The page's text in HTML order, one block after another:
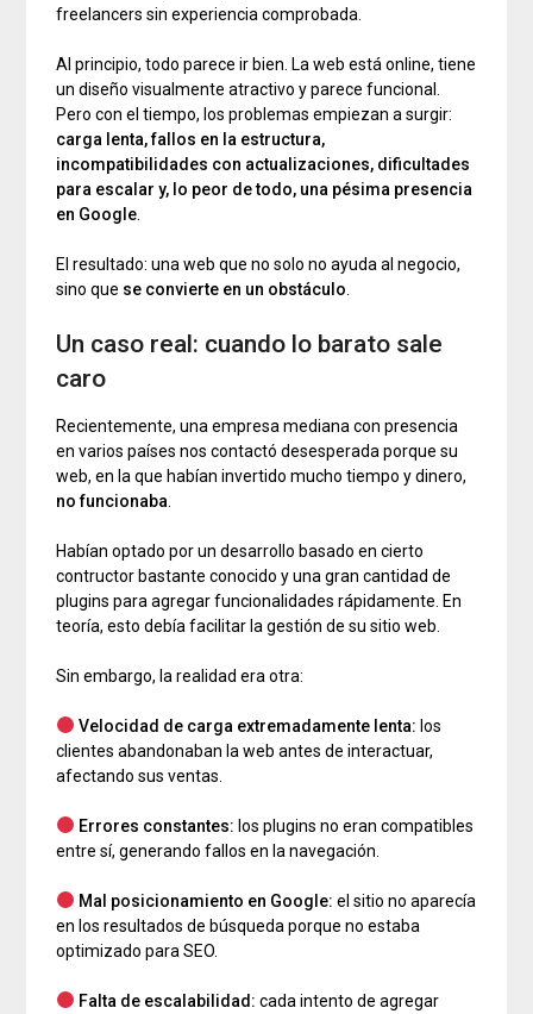
freelancers sin experiencia comprobada.
Al principio, todo parece ir bien. La web está online, tiene
un diseño visualmente atractivo y parece funcional.
Pero con el tiempo, los problemas empiezan a surgir:
carga lenta, fallos en la estructura,
incompatibilidades con actualizaciones, dificultades
para escalar y, lo peor de todo, una pésima presencia
en Google
El resultado: una web que no solo no ayuda al negocio,
sino que se convierte en un obstáculo
Un caso real: cuando lo barato sale
caro
Recientemente, una empresa mediana con presencia
en varios países nos contactó desesperada porque su
web, en la que habían invertido mucho tiempo y dinero,
no funcionaba
Habían optado por un desarrollo basado en cierto
contructor bastante conocido y una gran cantidad de
plugins para agregar funcionalidades rápidamente. En
teoría, esto debía facilitar la gestión de su sitio web.
Sin embargo, la realidad era otra:
Velocidad de carga extremadamente lenta: los
clientes abandonaban la web antes de interactuar,
afectando sus ventas.
Errores constantes: los plugins no eran compatibles
entre sí, generando fallos en la navegación.
Mal posicionamiento en Google: el sitio no aparecía
en los resultados de búsqueda porque no estaba
optimizado para SEO.
Falta de escalabilidad: cada intento de agregar